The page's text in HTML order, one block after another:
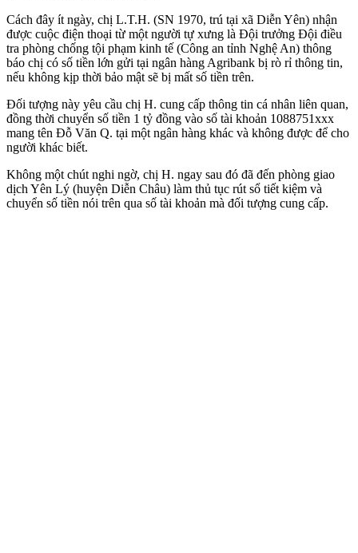
Cách đây ít ngày, chị L.T.H. (SN 1970, trú tại xã Diễn Yên) nhận
được cuộc điện thoại từ một người tự xưng là Đội trưởng Đội điều
tra phòng chống tội phạm kinh tế (Công an tỉnh Nghệ An) thông
báo chị có số tiền lớn gửi tại ngân hàng Agribank bị rò rỉ thông tin,
nếu không kịp thời bảo mật sẽ bị mất số tiền trên.
Đối tượng này yêu cầu chị H. cung cấp thông tin cá nhân liên quan,
đồng thời chuyển số tiền 1 tỷ đồng vào số tài khoản 1088751xxx
mang tên Đỗ Văn Q. tại một ngân hàng khác và không được để cho
người khác biết.
Không một chút nghi ngờ, chị H. ngay sau đó đã đến phòng giao
dịch Yên Lý (huyện Diễn Châu) làm thủ tục rút sổ tiết kiệm và
chuyển số tiền nói trên qua số tài khoản mà đối tượng cung cấp.